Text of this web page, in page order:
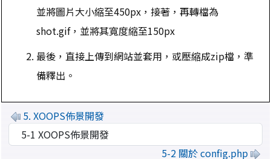
並將圖片大小縮至450px，接著，再轉檔為
shot.gif，並將其寬度縮至150px
最後，直接上傳到網站並套用，或壓縮成zip檔，準
備釋出。
5. XOOPS佈景開發
5-2 關於 config.php